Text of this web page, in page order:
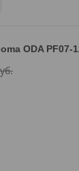
ODA PF07-